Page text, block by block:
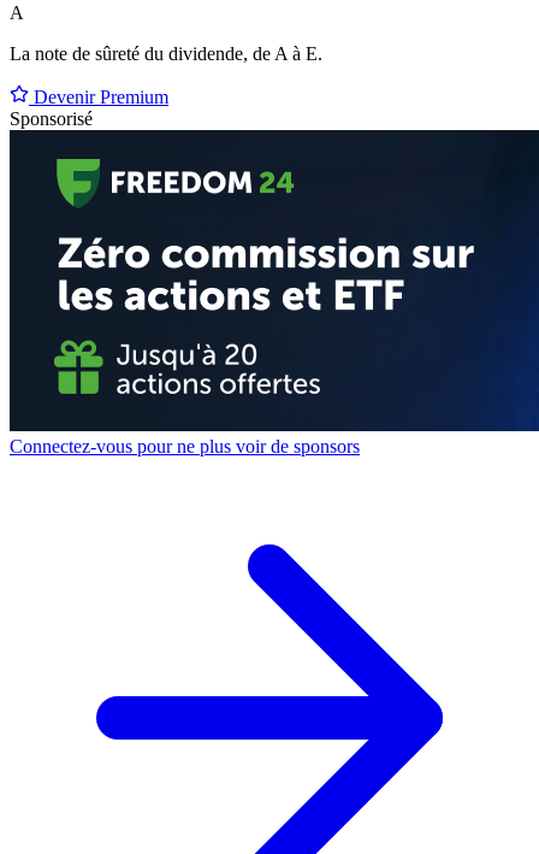
A
La note de sûreté du dividende, de A à E.
Devenir Premium
Sponsorisé
Connectez-vous pour ne plus voir de sponsors